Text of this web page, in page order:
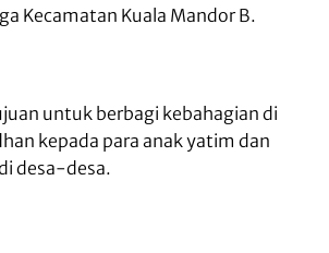
Kecamatan Kuala Mandor B.
untuk berbagi kebahagian di
kepada para anak yatim dan
desa-desa.